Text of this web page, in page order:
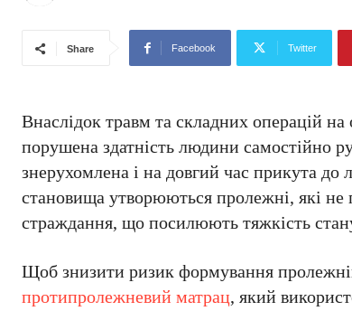
Share Facebook Twitter
Внаслідок травм та складних операцій
порушена здатність людини самостійно
знерухомлена і на довгий час прикута до
становища утворюються пролежні, які не
страждання, що посилюють тяжкість
Щоб знизити ризик формування
протипролежневий матрац, який